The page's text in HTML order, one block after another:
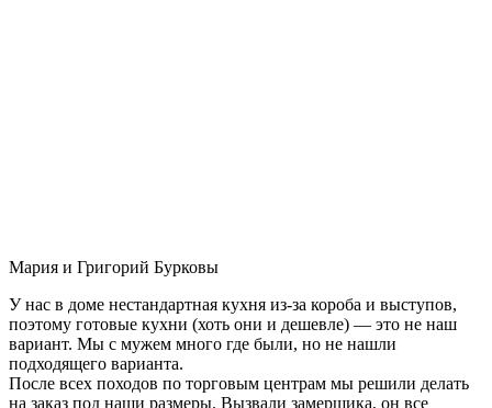
Мария и Григорий Бурковы
У нас в доме нестандартная кухня из-за короба и выступов,
поэтому готовые кухни (хоть они и дешевле) — это не наш
вариант. Мы с мужем много где были, но не нашли
подходящего варианта.
После всех походов по торговым центрам мы решили делать
на заказ под наши размеры. Вызвали замерщика, он все